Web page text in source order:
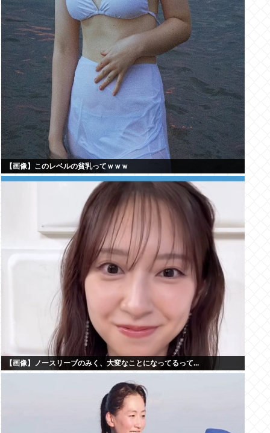
【画像】このレベルの貧乳ってｗｗｗ
【画像】ノースリーブのみく、大変なことになってるって...